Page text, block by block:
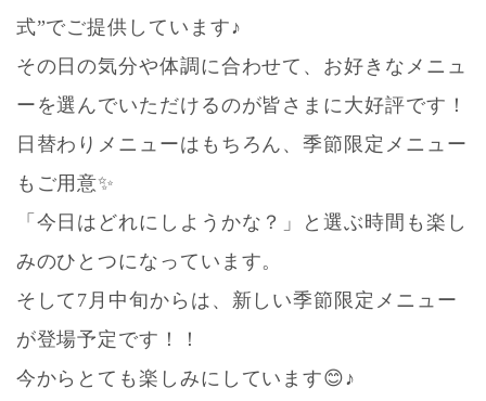
式”でご提供しています♪
その日の気分や体調に合わせて、お好きなメニュ
ーを選んでいただけるのが皆さまに大好評です！
日替わりメニューはもちろん、季節限定メニュー
もご用意✨
「今日はどれにしようかな？」と選ぶ時間も楽し
みのひとつになっています。
そして7月中旬からは、新しい季節限定メニュー
が登場予定です！！
今からとても楽しみにしています😊♪